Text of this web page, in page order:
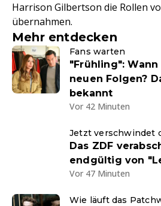
Harrison Gilbertson die Rollen
übernahmen.
Mehr entdecken
Fans warten
"Frühling":
neuen Folgen?
bekannt
Vor 42 Minuten
Jetzt verschwindet
Das ZDF
endgültig von
Vor 47 Minuten
Wie läuft das